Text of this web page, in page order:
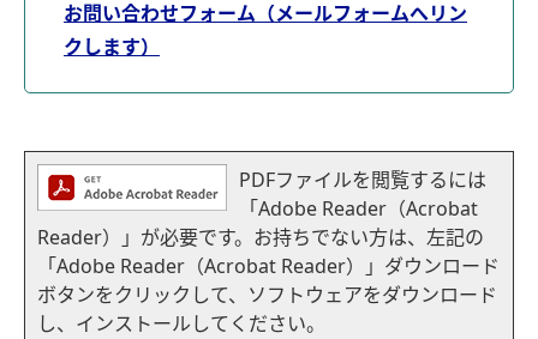
お問い合わせフォーム（メールフォームへリン
クします）
PDFファイルを閲覧するには
「Adobe Reader（Acrobat
Reader）」が必要です。お持ちでない方は、左記の
「Adobe Reader（Acrobat Reader）」ダウンロード
ボタンをクリックして、ソフトウェアをダウンロード
し、インストールしてください。